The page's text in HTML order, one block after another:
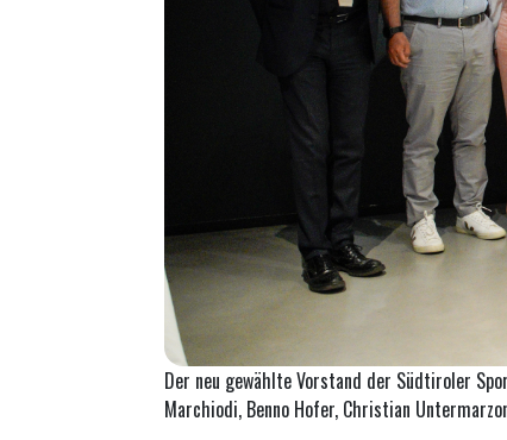
Der neu gewählte Vorstand der Südtiroler
Marchiodi, Benno Hofer, Christian